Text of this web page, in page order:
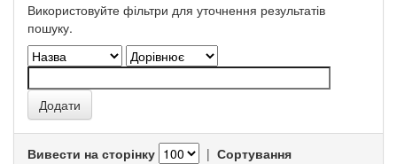
Використовуйте фільтри для уточнення результатів
пошуку.
Вивести на сторінку | Сортування